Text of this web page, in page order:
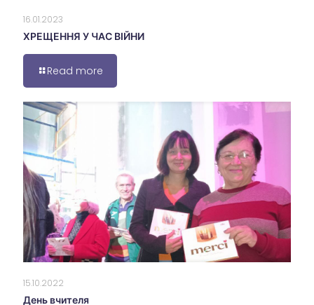
16.01.2023
ХРЕЩЕННЯ У ЧАС ВІЙНИ
Read more
15.10.2022
День вчителя